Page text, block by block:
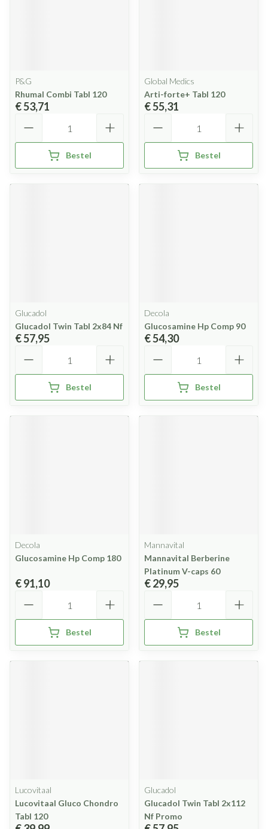
P&G
Rhumal Combi Tabl 120
€ 53,71
Bestel
Global Medics
Arti-forte+ Tabl 120
€ 55,31
Bestel
Glucadol
Glucadol Twin Tabl 2x84 Nf
€ 57,95
Bestel
Decola
Glucosamine Hp Comp 90
€ 54,30
Bestel
Decola
Glucosamine Hp Comp 180
€ 91,10
Bestel
Mannavital
Mannavital Berberine
Platinum V-caps 60
€ 29,95
Bestel
Lucovitaal
Lucovitaal Gluco Chondro
Tabl 120
Glucadol
Glucadol Twin Tabl 2x112
Nf Promo